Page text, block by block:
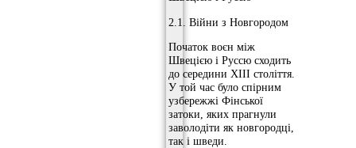
2.1. Війни з Новгородом
Початок воєн між
Швецією і Руссю сходить
до середини XIII століття.
У той час було спірним
узбережжі Фінської
затоки, яких прагнули
заволодіти як новгородці,
так і шведи.